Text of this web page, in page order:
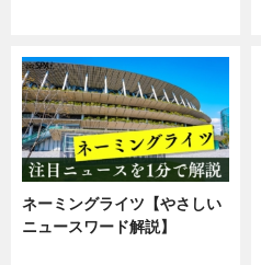
ネーミングライツ【やさしい
ニュースワード解説】